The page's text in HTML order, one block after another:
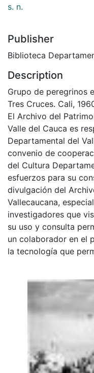
s. n.
Publisher
Biblioteca
Description
Grupo de peregrinos
Tres Cruces. Cali,
El Archivo del
Valle del Cauca es
Departamental del
convenio de
del Cultura
esfuerzos para su
divulgación del
Vallecaucana,
investigadores que
su uso y consulta
un colaborador en el
la tecnología que